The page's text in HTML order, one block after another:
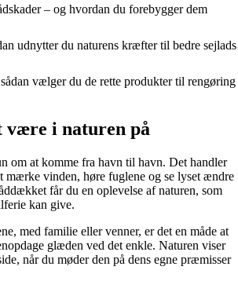
– og hvordan du forebygger dem
udnytter du naturens kræfter til bedre sejlads
vælger du de rette produkter til rengøring
være i naturen på
om at komme fra havn til havn. Det handler
mærke vinden, høre fuglene og se lyset ændre
får du en oplevelse af naturen, som
kan give.
med familie eller venner, er det en måde at
glæden ved det enkle. Naturen viser
når du møder den på dens egne præmisser